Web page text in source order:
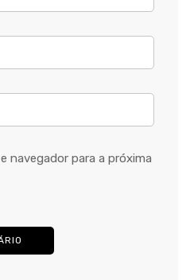
navegador para a próxima